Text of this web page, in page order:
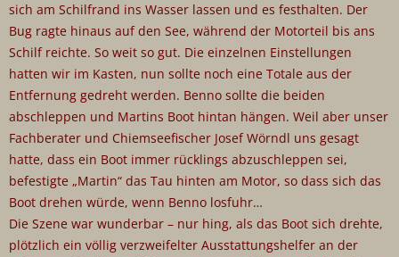
sich am Schilfrand ins Wasser lassen und es festhalten. Der
Bug ragte hinaus auf den See, während der Motorteil bis ans
Schilf reichte. So weit so gut. Die einzelnen Einstellungen
hatten wir im Kasten, nun sollte noch eine Totale aus der
Entfernung gedreht werden. Benno sollte die beiden
abschleppen und Martins Boot hintan hängen. Weil aber unser
Fachberater und Chiemseefischer Josef Wörndl uns gesagt
hatte, dass ein Boot immer rücklings abzuschleppen sei,
befestigte „Martin“ das Tau hinten am Motor, so dass sich das
Boot drehen würde, wenn Benno losfuhr…
Die Szene war wunderbar – nur hing, als das Boot sich drehte,
plötzlich ein völlig verzweifelter Ausstattungshelfer an der